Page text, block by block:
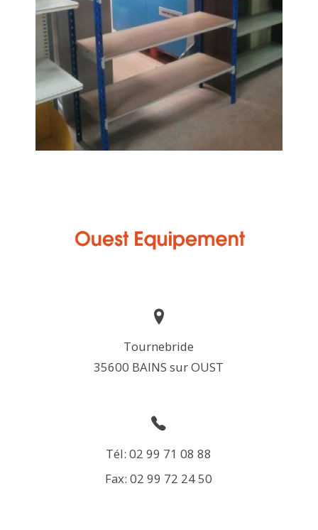
Tournebride
35600 BAINS sur OUST
Tél: 02 99 71 08 88
Fax: 02 99 72 24 50